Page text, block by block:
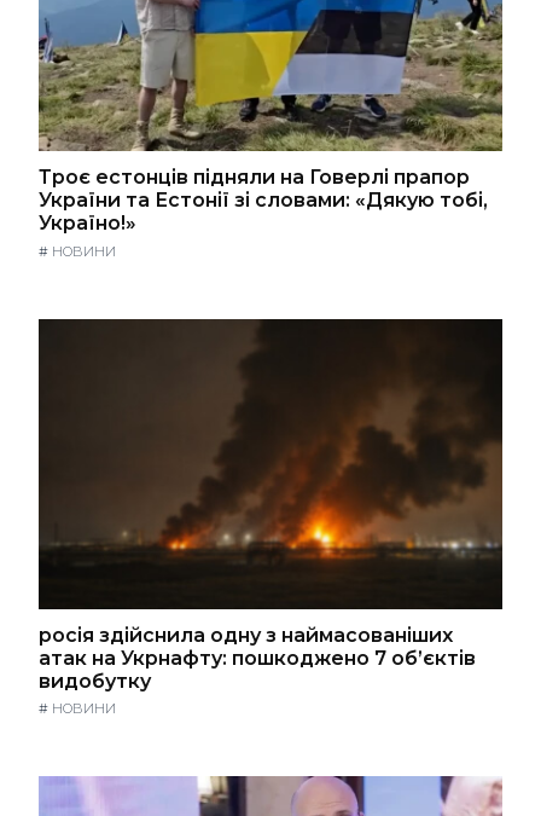
Троє естонців підняли на Говерлі прапор
України та Естонії зі словами: «Дякую тобі,
Україно!»
# НОВИНИ
росія здійснила одну з наймасованіших
атак на Укрнафту: пошкоджено 7 об’єктів
видобутку
# НОВИНИ